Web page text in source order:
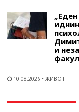
и
10.08.2026 ЖИВОТ